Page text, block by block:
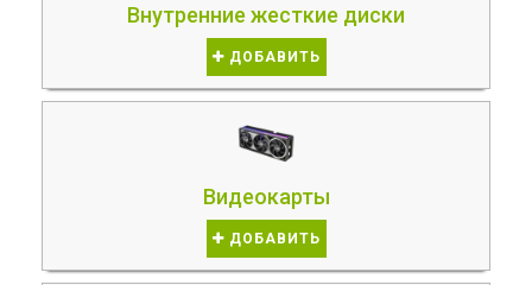
Внутренние жесткие диски
ДОБАВИТЬ
Видеокарты
ДОБАВИТЬ